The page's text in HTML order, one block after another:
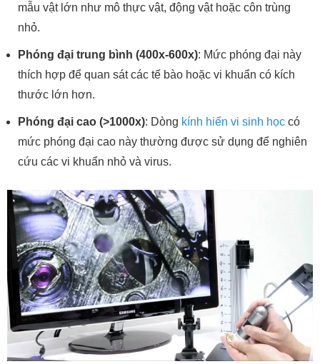
mẫu vật lớn như mô thực vật, động vật hoặc côn trùng
nhỏ.
Phóng đại trung bình (400x-600x): Mức phóng đại này
thích hợp để quan sát các tế bào hoặc vi khuẩn có kích
thước lớn hơn.
Phóng đại cao (>1000x): Dòng kính hiển vi sinh học có
mức phóng đại cao này thường được sử dụng để nghiên
cứu các vi khuẩn nhỏ và virus.